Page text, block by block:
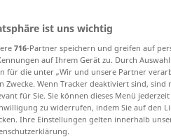
für
Übersetzung
ist uns wichtig
716-Partner speichern und greifen auf
auf Ihrem Gerät zu. Durch
für die unter „Wir und unsere Partner
Zwecke. Wenn Tracker deaktiviert sind,
für Sie. Sie können dieses Menü
zu widerrufen, indem Sie auf den
Ihre Einstellungen gelten innerhalb